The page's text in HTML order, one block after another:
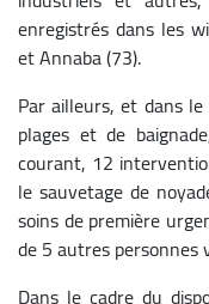
enregistrés dans les
et Annaba (73).
Par ailleurs, et dans
plages et de
courant, 12
le sauvetage de
soins de première
de 5 autres
Dans le cadre du